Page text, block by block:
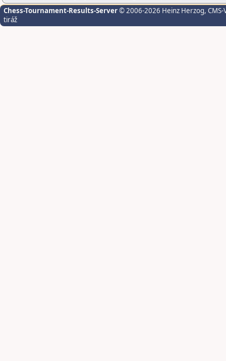
Chess-Tournament-Results-Server© 2006-2026 Heinz Herzog,
tiráž